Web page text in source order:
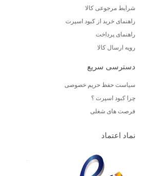
شرایط مرجوعی کالا
راهنمای خرید از کبود اسپرت
راهنمای پرداخت
رویه ارسال کالا
دسترسی سریع
سیاست حفظ حریم خصوصی
چرا کبود اسپرت ؟
فرصت های شغلی
نماد اعتماد